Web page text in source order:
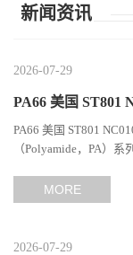
新闻资讯
2026-07-29
PA66 美国 ST801
PA66 美国 ST801
（Polyamide，PA）
MORE
2026-07-29